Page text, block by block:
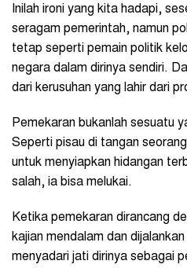
Inilah ironi yang kita hadapi,
seragam pemerintah, namun
tetap seperti pemain politik
negara dalam dirinya sendiri.
dari kerusuhan yang lahir dari
Pemekaran bukanlah sesuatu
Seperti pisau di tangan
untuk menyiapkan hidangan
salah, ia bisa melukai.
Ketika pemekaran dirancang
kajian mendalam dan
menyadari jati dirinya sebagai